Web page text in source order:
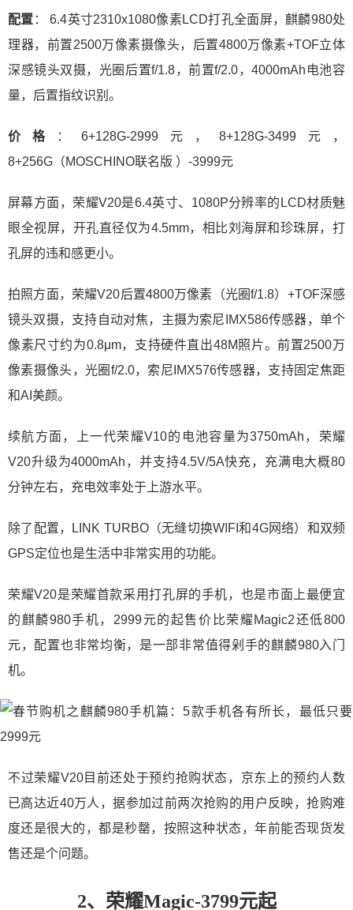
配置 ： 6.4英寸2310x1080像素LCD打孔全面屏，麒麟980处
理器，前置2500万像素摄像头，后置4800万像素+TOF立体
深感镜头双摄，光圈后置f/1.8，前置f/2.0，4000mAh电池容
量，后置指纹识别。
价格
：6+128G-2999元，8+128G-3499元，
8+256G（MOSCHINO联名版 ）-3999元
屏幕方面，荣耀V20是6.4英寸、1080P分辨率的LCD材质魅
眼全视屏，开孔直径仅为4.5mm，相比刘海屏和珍珠屏，打
孔屏的违和感更小。
拍照方面，荣耀V20后置4800万像素（光圈f/1.8）+TOF深感
镜头双摄，支持自动对焦，主摄为索尼IMX586传感器，单个
像素尺寸约为0.8μm，支持硬件直出48M照片。前置2500万
像素摄像头，光圈f/2.0，索尼IMX576传感器，支持固定焦距
和AI美颜。
续航方面，上一代荣耀V10的电池容量为3750mAh，荣耀
V20升级为4000mAh，并支持4.5V/5A快充，充满电大概80
分钟左右，充电效率处于上游水平。
除了配置，LINK TURBO（无缝切换WIFI和4G网络）和双频
GPS定位也是生活中非常实用的功能。
荣耀V20是荣耀首款采用打孔屏的手机，也是市面上最便宜
的麒麟980手机，2999元的起售价比荣耀Magic2还低800
元，配置也非常均衡，是一部非常值得剁手的麒麟980入门
机。
不过荣耀V20目前还处于预约抢购状态，京东上的预约人数
已高达近40万人，据参加过前两次抢购的用户反映，抢购难
度还是很大的，都是秒罄，按照这种状态，年前能否现货发
售还是个问题。
2、荣耀Magic-3799元起